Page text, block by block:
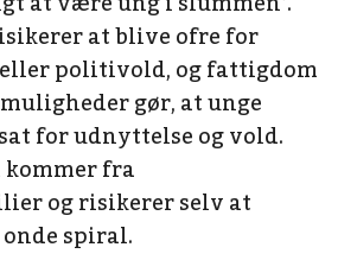
at blive ofre for
politivold, og fattigdom
gør, at unge
for udnyttelse og vold.
kommer fra
og risikerer selv at
spiral.